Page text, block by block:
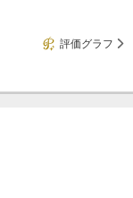
評価グラフ